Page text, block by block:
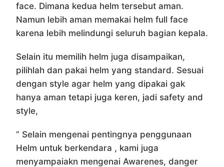
face. Dimana kedua helm tersebut aman.
Namun lebih aman memakai helm full face
karena lebih melindungi seluruh bagian kepala.
Selain itu memilih helm juga disampaikan,
pilihlah dan pakai helm yang standard. Sesuai
dengan style agar helm yang dipakai gak
hanya aman tetapi juga keren, jadi safety and
style,
” Selain mengenai pentingnya penggunaan
Helm untuk berkendara , kami juga
menyampaiakn mengenai Awarenes, danger